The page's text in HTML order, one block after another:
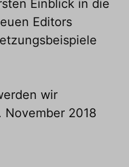
Einblick in die
Editors
wir
November 2018